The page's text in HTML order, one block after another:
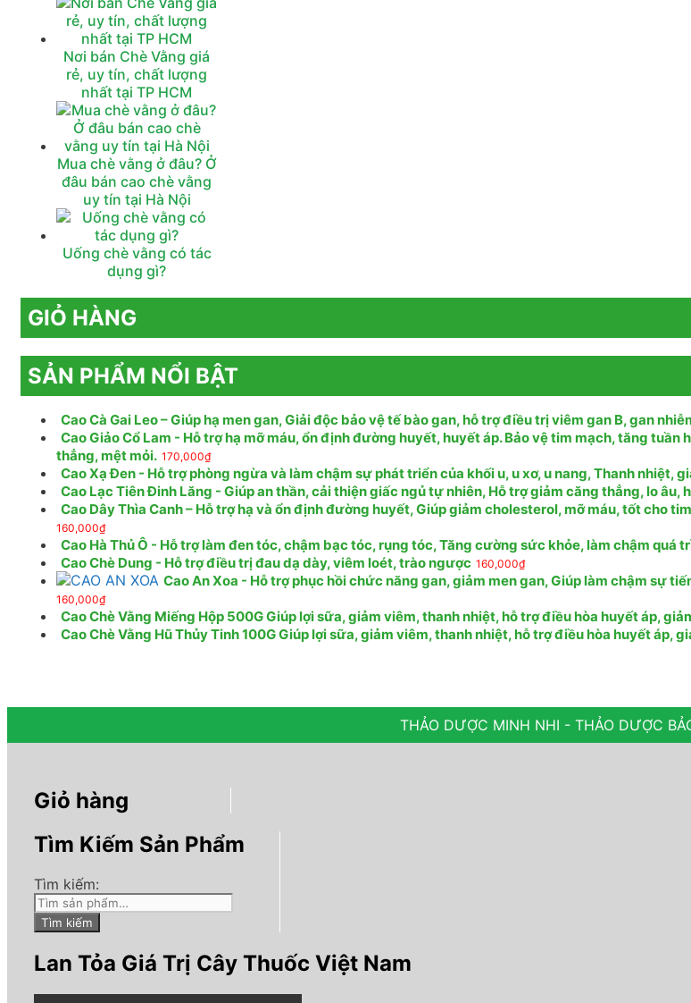
Nơi bán Chè Vằng giá
rẻ, uy tín, chất lượng
nhất tại TP HCM
Mua chè vằng ở đâu? Ở
đâu bán cao chè vằng
uy tín tại Hà Nội
Uống chè vằng có tác
dụng gì?
GIỎ HÀNG
SẢN PHẨM NỔI BẬT
Cao Cà Gai Leo – Giúp hạ men gan, Giải độc bảo vệ tế bào gan, hỗ trợ điều trị viêm gan B, gan
Cao Giảo Cổ Lam - Hỗ trợ hạ mỡ máu, ổn định đường huyết, huyết áp. Bảo vệ tim mạch, tăng tuần
thẳng, mệt mỏi. 170,000₫
Cao Xạ Đen - Hỗ trợ phòng ngừa và làm chậm sự phát triển của khối u, u xơ, u nang, Thanh nhiệt,
Cao Lạc Tiên Đinh Lăng - Giúp an thần, cải thiện giấc ngủ tự nhiên, Hỗ trợ giảm căng thẳng, lo âu,
Cao Dây Thìa Canh – Hỗ trợ hạ và ổn định đường huyết, Giúp giảm cholesterol, mỡ máu, tốt cho
160,000₫
Cao Hà Thủ Ô - Hỗ trợ làm đen tóc, chậm bạc tóc, rụng tóc, Tăng cường sức khỏe, làm chậm quá
Cao Chè Dung - Hỗ trợ điều trị đau dạ dày, viêm loét, trào ngược 160,000₫
Cao An Xoa - Hỗ trợ phục hồi chức năng gan, giảm men gan, Giúp làm chậm sự
160,000₫
Cao Chè Vằng Miếng Hộp 500G Giúp lợi sữa, giảm viêm, thanh nhiệt, hỗ trợ điều hòa huyết áp,
Cao Chè Vằng Hũ Thủy Tinh 100G Giúp lợi sữa, giảm viêm, thanh nhiệt, hỗ trợ điều hòa huyết áp,
THẢO DƯỢC MINH NHI - THẢO DƯỢC
Giỏ hàng
Tìm Kiếm Sản Phẩm
Tìm kiếm:
Tìm kiếm
Lan Tỏa Giá Trị Cây Thuốc Việt Nam